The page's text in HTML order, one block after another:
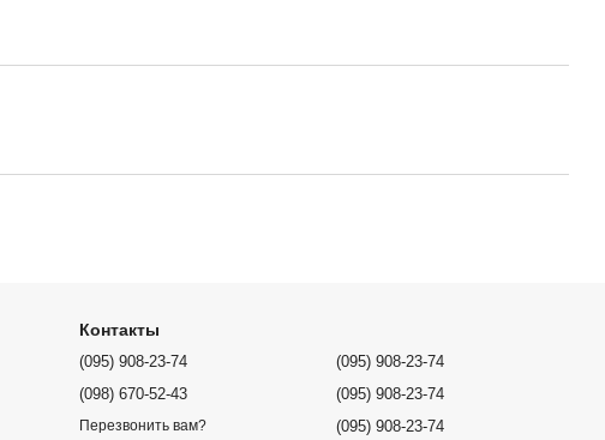
Контакты
(095) 908-23-74
(098) 670-52-43
Перезвонить вам?
(095) 908-23-74
(095) 908-23-74
(095) 908-23-74